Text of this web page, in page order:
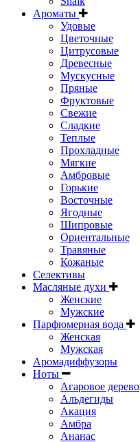
Ароматы
Удовые
Цветочные
Цитрусовые
Древесные
Мускусные
Пряные
Фруктовые
Свежие
Сладкие
Теплые
Прохладные
Мягкие
Амбровые
Горькие
Восточные
Ягодные
Шипровые
Ориентальные
Травяные
Кожаные
Селективы
Масляные духи
Женские
Мужские
Парфюмерная вода
Женская
Мужская
Аромадиффузоры
Ноты
Агаровое дерево
Альдегиды
Акация
Амбра
Ананас